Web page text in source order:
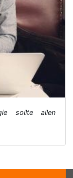
sollte allen